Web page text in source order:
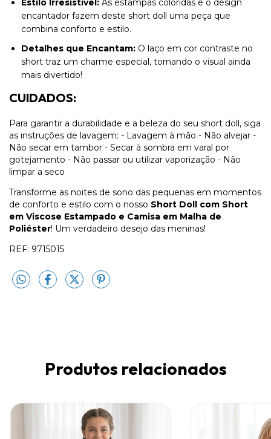
Estilo Irresistível: As estampas coloridas e o design
encantador fazem deste short doll uma peça que
combina conforto e estilo.
Detalhes que Encantam: O laço em cor contraste no
short traz um charme especial, tornando o visual ainda
mais divertido!
CUIDADOS:
Para garantir a durabilidade e a beleza do seu short doll, siga
as instruções de lavagem: - Lavagem à mão - Não alvejar -
Não secar em tambor - Secar à sombra em varal por
gotejamento - Não passar ou utilizar vaporização - Não
limpar a seco
Transforme as noites de sono das pequenas em momentos
de conforto e estilo com o nosso Short Doll com Short
em Viscose Estampado e Camisa em Malha de
Poliéster! Um verdadeiro desejo das meninas!
REF: 9715015
Produtos relacionados